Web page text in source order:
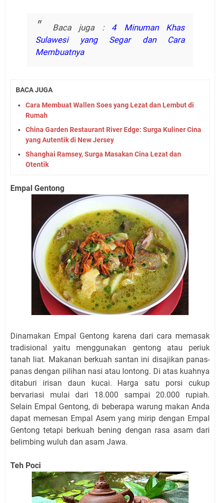
Baca juga : 4 Minuman Khas
Sulawesi yang Segar dan Cara
Membuatnya
BACA JUGA
Cara Membuat Wallen Soes yang Lezat dan Lembut di
Rumah
China Garden Restaurant River Edge: Surga Kuliner Cina
yang Autentik di New Jersey
Shanghai Ramsey, Surga Masakan Cina Lezat dan
Otentik
Empal Gentong
Dinamakan Empal Gentong karena dari cara memasak
tradisional yaitu menggunakan gentong atau periuk
tanah liat. Makanan berkuah santan ini disajikan panas-
panas dengan pilihan nasi atau lontong. Di atas kuahnya
ditaburi irisan daun kucai. Harga satu porsi cukup
bervariasi mulai dari 18.000 sampai 20.000 rupiah.
Selain Empal Gentong, di beberapa warung makan Anda
dapat memesan Empal Asem yang mirip dengan Empal
Gentong tetapi berkuah bening dengan rasa asam dari
belimbing wuluh dan asam Jawa.
Teh Poci